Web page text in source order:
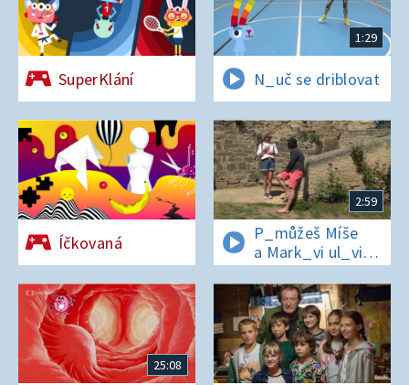
SuperKlání
1:29
N_uč se driblovat
Íčkovaná
2:59
P_můžeš Míše
a Mark_vi ul_vit
hesl_ na zámku
v Nelahezevsi?
25:08